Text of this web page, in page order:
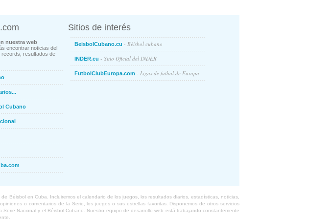
nuestra web
encontrar noticias del
resultados de
Cubano
Sitios de interés
BeisbolCubano.cu - Béisbol cubano
INDER.cu - Sitio Oficial del INDER
FutbolClubEuropa.com - Ligas de futbol de Europa
Béisbol en Cuba. Incluiremos el calendario de los juegos, los resultados diarios, estadísticas, noticias,
o comentarios de la Serie, los juegos o sus estrellas favoritas. Disponemos de otros servicios
Nacional y el Béisbol Cubano. Nuestro equipo de desarrollo web está trabajando constantemente